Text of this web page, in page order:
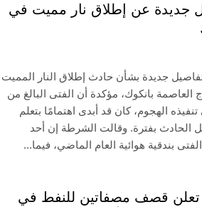
جديدة عن إطلاق نار مميت في
جديدة بشأن حادث إطلاق النار المميت
بانكوك، مؤكدة أن الفتى البالغ من
في تنفيذه الهجوم، كان قد أبدى اهتمامًا بتعلم
الحادث بفترة. وقالت الشرطة إن أحد
بندقية هوائية العام الماضي، فيما...
تعلن قصف مصفاتين للنفط في